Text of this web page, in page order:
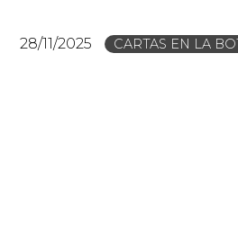
28/11/2025 CARTAS EN LA